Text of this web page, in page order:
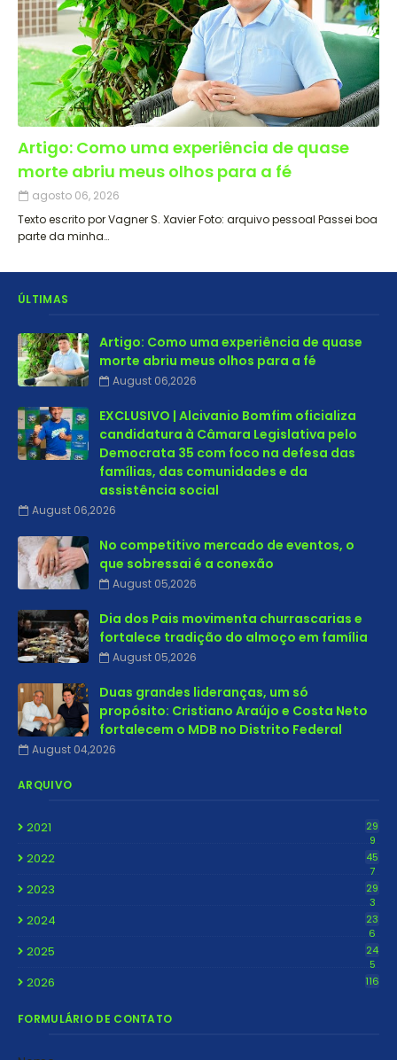
Artigo: Como uma experiência de quase
morte abriu meus olhos para a fé
agosto 06, 2026
Texto escrito por Vagner S. Xavier Foto: arquivo pessoal Passei boa
parte da minha…
ÚLTIMAS
Artigo: Como uma experiência de quase
morte abriu meus olhos para a fé
August 06,2026
EXCLUSIVO | Alcivanio Bomfim oficializa
candidatura à Câmara Legislativa pelo
Democrata 35 com foco na defesa das
famílias, das comunidades e da
assistência social
August 06,2026
No competitivo mercado de eventos, o
que sobressai é a conexão
August 05,2026
Dia dos Pais movimenta churrascarias e
fortalece tradição do almoço em família
August 05,2026
Duas grandes lideranças, um só
propósito: Cristiano Araújo e Costa Neto
fortalecem o MDB no Distrito Federal
August 04,2026
ARQUIVO
2021
29
9
2022
45
7
2023
29
3
2024
23
6
2025
24
5
2026 116
FORMULÁRIO DE CONTATO